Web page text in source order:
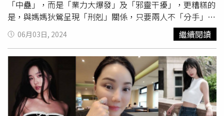
現在還活著」，但也「不認為媽媽已經失蹤」了，更令人匪
夷所思的是他竟也「不認為媽媽已死亡」，不論是什麼都採
取完全否認到底的態度，他也完全不想去驗證真相，因此面
對外界建議他主動提供DNA相驗，他也沒有意願。之所以有
如此衝突的認知，是因為唐治平認為這樣他的世界就能停止
在自認為還算「平靜的時刻」，所以拒絕接受母親過世這樣
的突發事件打亂他的平靜。沈嶸進一步表示，唐治平身上的
不良業力揉合後，產生「妄見」的業障，這會讓他處於不真
實的狀態，活在自己虛構的世界中走不出來。沈嶸進一步解
釋，通常有妄見的人並不覺得自己的想法是錯的，反而認為
「中蠱」，而是「業力大爆發」及「邪靈干擾」，更糟糕的
是，與媽媽狄鶯呈現「刑剋」關係，只要兩人不「分手」，
孫安佐就很難好轉走上正途。
發現，孫安佐前世就有反
社會傾向，不被社會所認同且終生單身，因此性格憤世嫉
俗、容易失控暴衝，只要不得志就會使用藥物麻痺自己，可
以說前世就是個毒蟲，導致此生有「藥物成癮」的業力，容
易有不自覺依賴藥物、毒品（大麻）來抒發情緒的現象，更
糟的是，前世孫安佐因藥癮已損害到精神狀態，導致此生容
易也容易因藥物、毒品導致精神失常。而
沈嶸深入通靈後確
認，現在孫安佐確實已帶有「大麻成癮」的訊號，對照他在
06月03日, 2024 繼續閱讀